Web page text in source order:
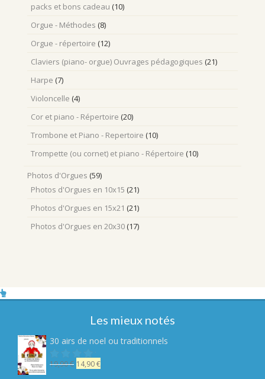
packs et bons cadeau (10)
Orgue - Méthodes (8)
Orgue - répertoire (12)
Claviers (piano- orgue) Ouvrages pédagogiques (21)
Harpe (7)
Violoncelle (4)
Cor et piano - Répertoire (20)
Trombone et Piano - Repertoire (10)
Trompette (ou cornet) et piano - Répertoire (10)
Photos d'Orgues (59)
Photos d'Orgues en 10x15 (21)
Photos d'Orgues en 15x21 (21)
Photos d'Orgues en 20x30 (17)
Les mieux notés
30 airs de noel ou traditionnels
Notesur
19,90€ Le
14,90€Le